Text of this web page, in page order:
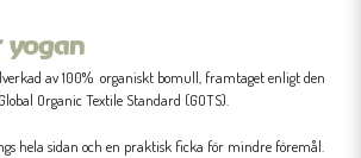
yogan
av 100% organiskt bomull, framtaget enligt den
Organic Textile Standard (GOTS).
hela sidan och en praktisk ficka för mindre föremål.